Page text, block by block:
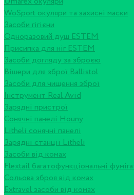
WoSport окуляри та захисні маски
Засоби гігієни
Одноразовий душ ESTEM
Присипка для ніг ESTEM
Засоби догляду за зброєю
Вішери для зброї Ballistol
Засоби для чищення зброї
Інструмент Real Avid
Зарядні пристрої
Сонячні панелі Houny
Litheli сонячні панелі
Зарядні станції Litheli
Засоби від комах
Flextail багатофункціональні
Сольова зброя від комах
Extravel засоби від комах